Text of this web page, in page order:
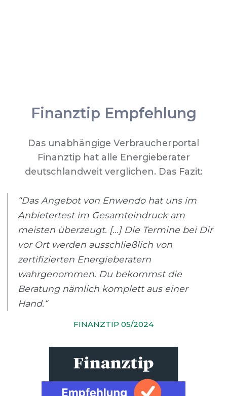
Finanztip Empfehlung
Das unabhängige Verbraucherportal
Finanztip hat alle Energieberater
deutschlandweit verglichen. Das Fazit:
“Das Angebot von Enwendo hat uns im
Anbietertest im Gesamteindruck am
meisten überzeugt. [...] Die Termine bei Dir
vor Ort werden ausschließlich von
zertifizierten Energieberatern
wahrgenommen. Du bekommst die
Beratung nämlich komplett aus einer
Hand.“
FINANZTIP 05/2024